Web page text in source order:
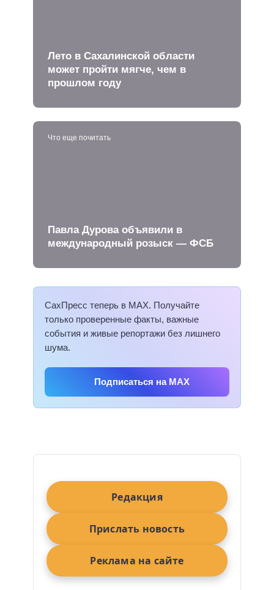
Лето в Сахалинской области
может пройти мягче, чем в
прошлом году
Что еще почитать
Павла Дурова объявили в
международный розыск — ФСБ
СахПресс теперь в MAX. Получайте
только проверенные факты, важные
события и живые репортажи без лишнего
шума.
Подписаться на MAX
Редакция
Прислать новость
Реклама на сайте